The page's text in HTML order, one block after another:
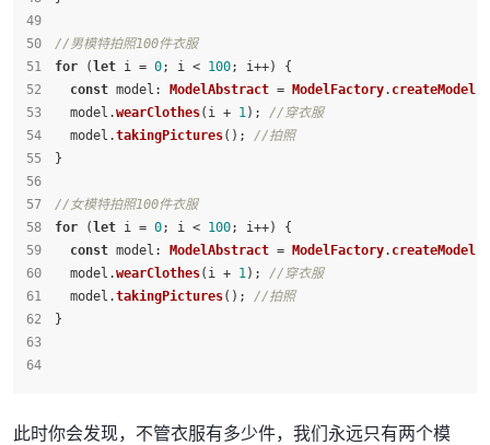
//男模特拍照100件衣服
for ( let i = 0; i < 100; i++) {
const model : ModelAbstract = ModelFactory. createModel
  model.
wearClothes(i + 1); //穿衣服
  model.
takingPictures(); //拍照
}
//女模特拍照100件衣服
for ( let i = 0; i < 100; i++) {
const model : ModelAbstract = ModelFactory. createModel
  model.
wearClothes(i + 1); //穿衣服
  model.
takingPictures(); //拍照
}
此时你会发现，不管衣服有多少件，我们永远只有两个模